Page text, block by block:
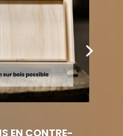
EN CONTRE-